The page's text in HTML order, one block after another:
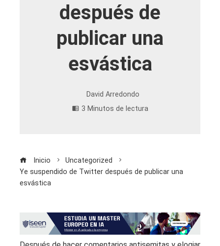
después de
publicar una
esvástica
David Arredondo
3 Minutos de lectura
Inicio
Uncategorized
Ye suspendido de Twitter después de publicar una
esvástica